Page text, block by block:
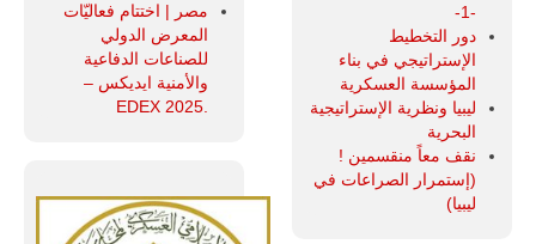
-1-
دور التخطيط
الإستراتيجي في بناء
المؤسسة العسكرية
ليبيا ونظرية الإستراتيجية
البحرية
نقف معاً منقسمين !
(إستمرار الصراعات في
ليبيا)
مصر | اختتام فعاليّات
المعرض الدولي
للصناعات الدفاعية
والأمنية ايديكس ‒
.EDEX 2025